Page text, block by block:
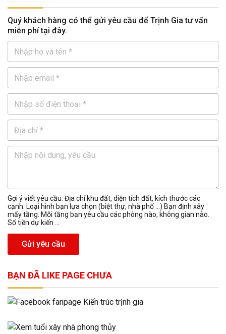
Quý khách hàng có thể gửi yêu cầu để Trịnh Gia tư vấn
miễn phí tại đây.
Gợi ý viết yêu cầu: Địa chỉ khu đất, diện tích đất, kích thước các
cạnh. Loại hình bạn lựa chọn (biệt thự, nhà phố …) Bạn định xây
mấy tầng. Mỗi tầng bạn yêu cầu các phòng nào, không gian nào.
Số tiền dự kiến ...
Gửi yêu cầu
BẠN ĐÃ LIKE PAGE CHƯA